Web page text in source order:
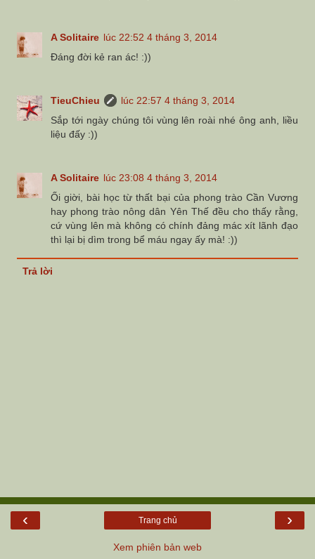
A Solitaire lúc 22:52 4 tháng 3, 2014
Đáng đời kẻ ran ác! :))
TieuChieu
lúc 22:57 4 tháng 3, 2014
Sắp tới ngày chúng tôi vùng lên roài nhé ông anh, liều
liệu đấy :))
A Solitaire lúc 23:08 4 tháng 3, 2014
Ối giời, bài học từ thất bại của phong trào Cần Vương
hay phong trào nông dân Yên Thế đều cho thấy rằng,
cứ vùng lên mà không có chính đảng mác xít lãnh đạo
thì lại bị dìm trong bể máu ngay ấy mà! :))
Trả lời
‹ ›
Trang chủ
Xem phiên bản web